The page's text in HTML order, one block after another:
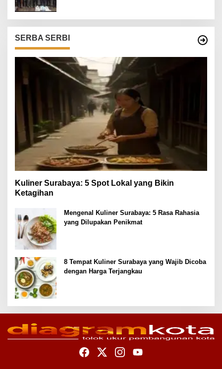
SERBA SERBI
Kuliner Surabaya: 5 Spot Lokal yang Bikin
Ketagihan
Mengenal Kuliner Surabaya: 5 Rasa Rahasia
yang Dilupakan Penikmat
8 Tempat Kuliner Surabaya yang Wajib Dicoba
dengan Harga Terjangkau